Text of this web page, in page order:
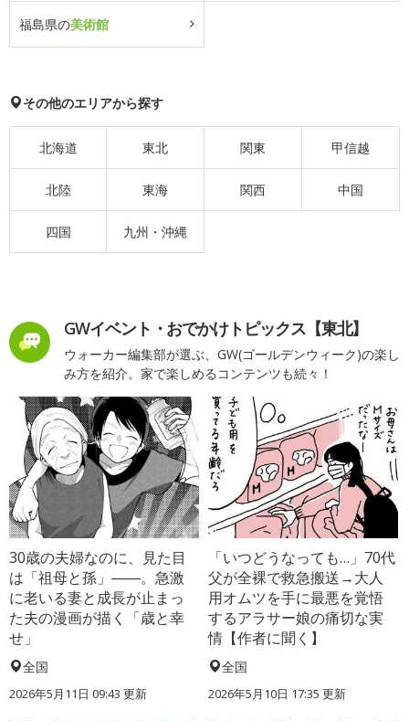
福島県の美術館
その他のエリアから探す
北海道 東北 関東 甲信越
北陸 東海 関西 中国
四国 九州・沖縄
GWイベント・おでかけトピックス【東北】
ウォーカー編集部が選ぶ、GW(ゴールデンウィーク)の楽し
み方を紹介。家で楽しめるコンテンツも続々！
30歳の夫婦なのに、見た目
は「祖母と孫」――。急激
に老いる妻と成長が止まっ
た夫の漫画が描く「歳と幸
せ」
全国
2026年5月11日 09:43 更新
「いつどうなっても…」70代
父が全裸で救急搬送→大人
用オムツを手に最悪を覚悟
するアラサー娘の痛切な実
情【作者に聞く】
全国
2026年5月10日 17:35 更新